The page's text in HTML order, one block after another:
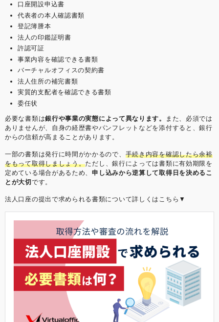
口座開設申込書
代表者の本人確認書類
登記簿謄本
法人の印鑑証明書
許認可証
事業内容を確認できる書類
バーチャルオフィスの契約書
法人住所の補完書類
実質的支配者を確認できる書類
委任状
必要な書類は銀行や事業の実態によって異なります。
また、必須では
ありませんが、自身の経歴書やパンフレットなどを添付すると、銀行
からの信頼が高まることがあります。
一部の書類は発行に時間がかかるので、 手続き内容を確認したら余裕
をもって取得しましょう。ただし、銀行によっては書類に有効期限を
定めている場合があるため、申し込みから逆算して取得日を決めるこ
とが大切 です。
法人口座の提出で求められる書類について詳しくはこちら▼